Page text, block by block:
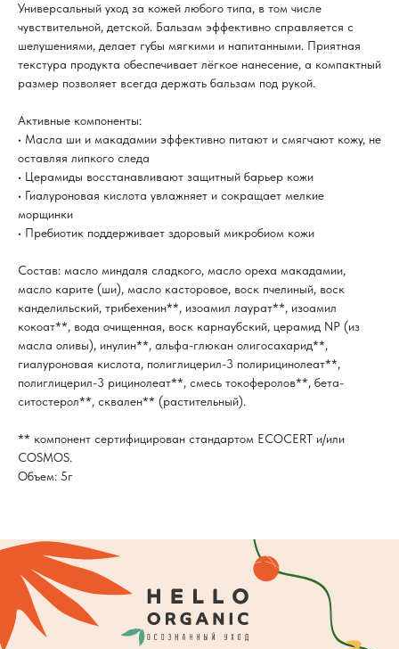
Универсальный уход за кожей любого типа, в том числе
чувствительной, детской. Бальзам эффективно справляется с
шелушениями, делает губы мягкими и напитанными. Приятная
текстура продукта обеспечивает лёгкое нанесение, а компактный
размер позволяет всегда держать бальзам под рукой.
Активные компоненты:
• Масла ши и макадамии эффективно питают и смягчают кожу, не
оставляя липкого следа
• Церамиды восстанавливают защитный барьер кожи
• Гиалуроновая кислота увлажняет и сокращает мелкие
морщинки
• Пребиотик поддерживает здоровый микробиом кожи
Состав: масло миндаля сладкого, масло ореха макадамии,
масло карите (ши), масло касторовое, воск пчелиный, воск
канделильский, трибехенин**, изоамил лаурат**, изоамил
кокоат**, вода очищенная, воск карнаубский, церамид NP (из
масла оливы), инулин**, альфа-глюкан олигосахарид**,
гиалуроновая кислота, полиглицерил-3 полирицинолеат**,
полиглицерил-3 рицинолеат**, смесь токоферолов**, бета-
ситостерол**, сквален** (растительный).
** компонент сертифицирован стандартом ECOCERT и/или
COSMOS.
Объем: 5г